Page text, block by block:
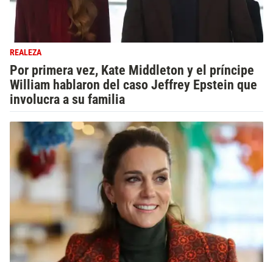
REALEZA
Por primera vez, Kate Middleton y el príncipe
William hablaron del caso Jeffrey Epstein que
involucra a su familia